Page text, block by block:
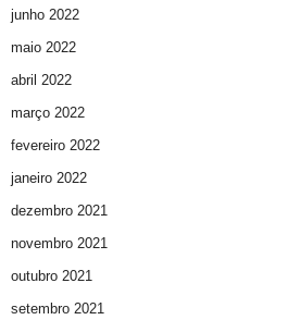
junho 2022
maio 2022
abril 2022
março 2022
fevereiro 2022
janeiro 2022
dezembro 2021
novembro 2021
outubro 2021
setembro 2021